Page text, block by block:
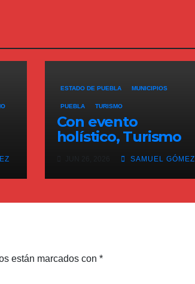
ESTADO DE PUEBLA MUNICIPIOS
PUEBLA TURISMO
Con evento
holístico, Turismo
fomenta llegada de
visitantes en el
Cuexcomate
SAMUEL GÓMEZ
están marcados con *